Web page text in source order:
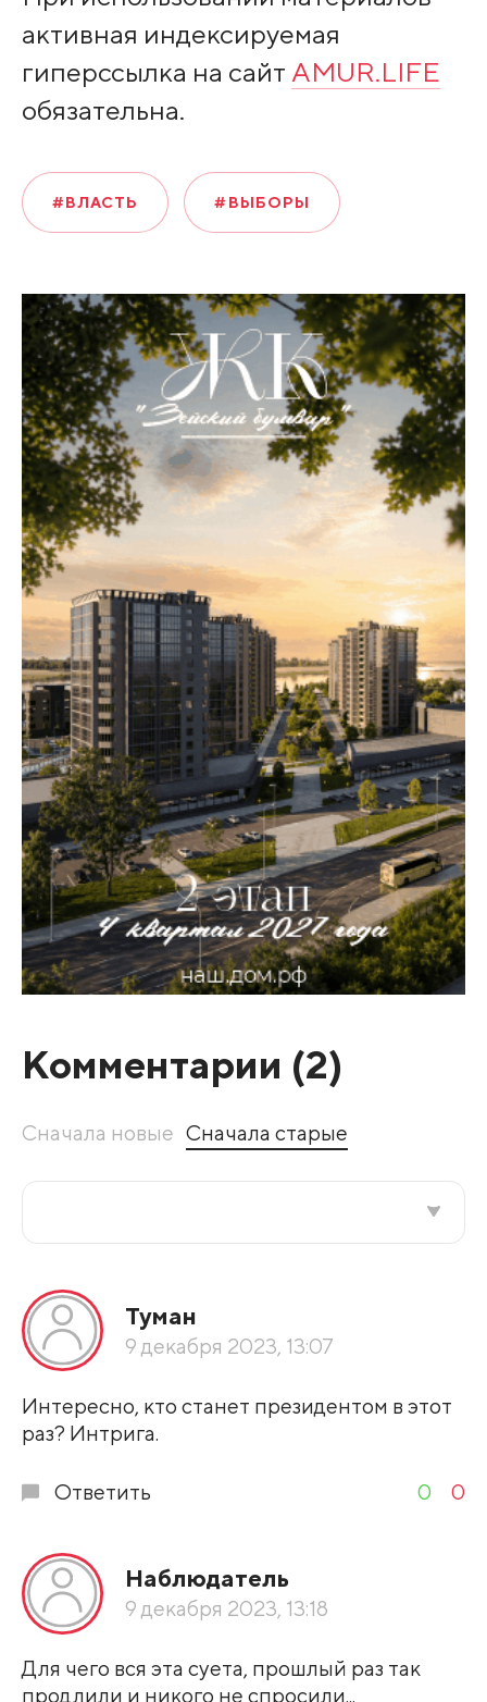
активная индексируемая
гиперссылка на сайт AMUR.LIFE
обязательна.
#ВЛАСТЬ #ВЫБОРЫ
Комментарии (2)
Сначала новые Сначала старые
По рейтингу
Туман
9 декабря 2023, 13:07
Интересно, кто станет президентом в этот
раз? Интрига.
Ответить 0 0
Наблюдатель
9 декабря 2023, 13:18
Для чего вся эта суета, прошлый раз так
продлили и никого не спросили...